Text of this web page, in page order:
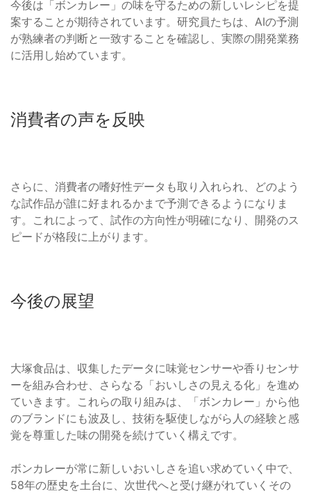
今後は「ボンカレー」の味を守るための新しいレシピを提
案することが期待されています。研究員たちは、AIの予測
が熟練者の判断と一致することを確認し、実際の開発業務
に活用し始めています。
消費者の声を反映
さらに、消費者の嗜好性データも取り入れられ、どのよう
な試作品が誰に好まれるかまで予測できるようになりま
す。これによって、試作の方向性が明確になり、開発のス
ピードが格段に上がります。
今後の展望
大塚食品は、収集したデータに味覚センサーや香りセンサ
ーを組み合わせ、さらなる「おいしさの見える化」を進め
ていきます。これらの取り組みは、「ボンカレー」から他
のブランドにも波及し、技術を駆使しながら人の経験と感
覚を尊重した味の開発を続けていく構えです。
ボンカレーが常に新しいおいしさを追い求めていく中で、
58年の歴史を土台に、次世代へと受け継がれていくその